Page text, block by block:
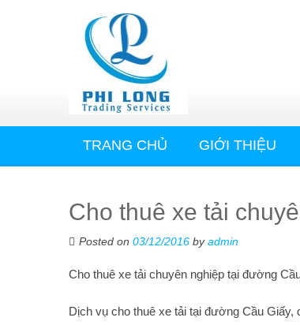
TRANG CHỦ GIỚI THIỆU
Cho thuê xe tải
Posted on 03/12/2016 byadmin
Cho thuê xe tải chuyên nghiệp tại đường
Dịch vụ cho thuê xe tải tại đường Cầu Giấy,